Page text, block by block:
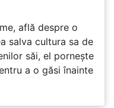
află despre o
salva cultura sa de
săi, el pornește
a o găsi înainte